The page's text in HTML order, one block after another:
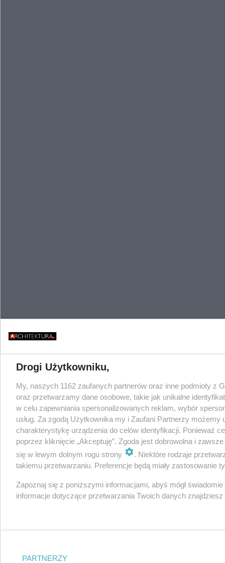
Drogi Użytkowniku,
My, naszych 1162 zaufanych partnerów oraz inne podmioty z
oraz przetwarzamy dane osobowe, takie jak unikalne
w celu zapewniania spersonalizowanych reklam, wybór
usług. Za zgodą Użytkownika my i Zaufani Partnerzy
charakterystykę urządzenia do celów identyfikacji. Ponieważ
poprzez kliknięcie „Akceptuję”. Zgoda jest dobrowolna i
się w lewym dolnym rogu strony
. Niektóre rodzaje
takiemu przetwarzaniu. Preferencje będą miały zastosowanie
Zapoznaj się z poniższymi informacjami, abyś mógł
informacje dotyczące przetwarzania Twoich danych
PARTNERZY